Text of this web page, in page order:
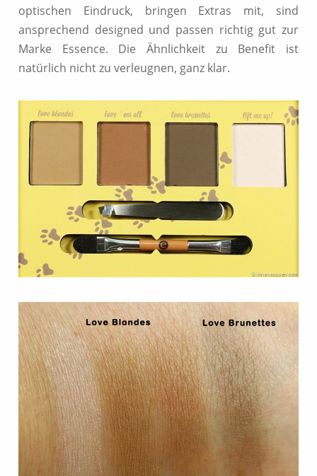
optischen Eindruck, bringen Extras mit, sind
ansprechend designed und passen richtig gut zur
Marke Essence. Die Ähnlichkeit zu Benefit ist
natürlich nicht zu verleugnen, ganz klar.